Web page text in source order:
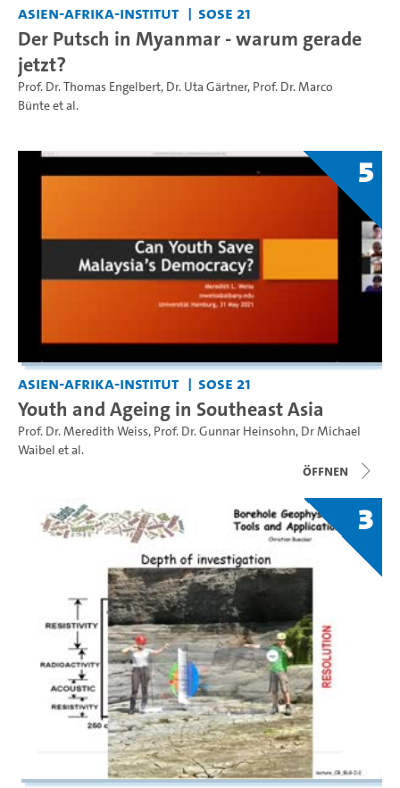
Asien-Afrika-Institut SoSe 21
Der Putsch in Myanmar - warum gerade
jetzt?
Prof. Dr. Thomas Engelbert, Dr. Uta Gärtner, Prof. Dr. Marco
Bünteet al.
5
Asien-Afrika-Institut SoSe 21
Youth and Ageing in Southeast Asia
Prof. Dr. Meredith Weiss, Prof. Dr. Gunnar Heinsohn, Dr Michael
Waibel et al.
Öffnen
3